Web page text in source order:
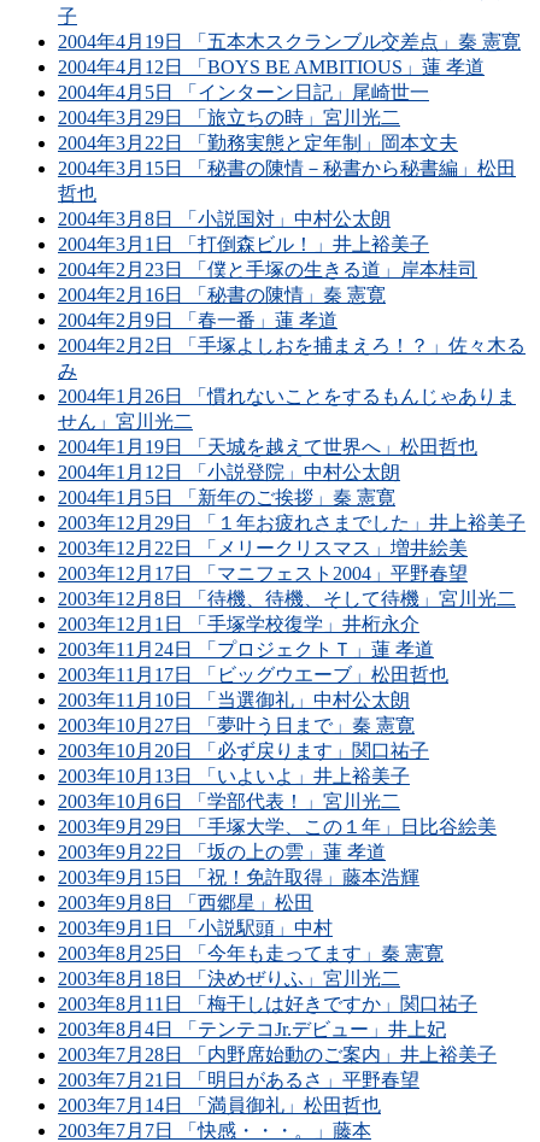
子
2004年4月19日 「五本木スクランブル交差点」秦 憲寛
2004年4月12日 「BOYS BE AMBITIOUS」蓮 孝道
2004年4月5日 「インターン日記」尾崎世一
2004年3月29日 「旅立ちの時」宮川光二
2004年3月22日 「勤務実態と定年制」岡本文夫
2004年3月15日 「秘書の陳情－秘書から秘書編」松田
哲也
2004年3月8日 「小説国対」中村公太朗
2004年3月1日 「打倒森ビル！」井上裕美子
2004年2月23日 「僕と手塚の生きる道」岸本桂司
2004年2月16日 「秘書の陳情」秦 憲寛
2004年2月9日 「春一番」蓮 孝道
2004年2月2日 「手塚よしおを捕まえろ！？」佐々木る
み
2004年1月26日 「慣れないことをするもんじゃありま
せん」宮川光二
2004年1月19日 「天城を越えて世界へ」松田哲也
2004年1月12日 「小説登院」中村公太朗
2004年1月5日 「新年のご挨拶」秦 憲寛
2003年12月29日 「１年お疲れさまでした」井上裕美子
2003年12月22日 「メリークリスマス」増井絵美
2003年12月17日 「マニフェスト2004」平野春望
2003年12月8日 「待機、待機、そして待機」宮川光二
2003年12月1日 「手塚学校復学」井桁永介
2003年11月24日 「プロジェクトＴ」蓮 孝道
2003年11月17日 「ビッグウエーブ」松田哲也
2003年11月10日 「当選御礼」中村公太朗
2003年10月27日 「夢叶う日まで」秦 憲寛
2003年10月20日 「必ず戻ります」関口祐子
2003年10月13日 「いよいよ」井上裕美子
2003年10月6日 「学部代表！」宮川光二
2003年9月29日 「手塚大学、この１年」日比谷絵美
2003年9月22日 「坂の上の雲」蓮 孝道
2003年9月15日 「祝！免許取得」藤本浩輝
2003年9月8日 「西郷星」松田
2003年9月1日 「小説駅頭」中村
2003年8月25日 「今年も走ってます」秦 憲寛
2003年8月18日 「決めぜりふ」宮川光二
2003年8月11日 「梅干しは好きですか」関口祐子
2003年8月4日 「テンテコJr.デビュー」井上妃
2003年7月28日 「内野席始動のご案内」井上裕美子
2003年7月21日 「明日があるさ」平野春望
2003年7月14日 「満員御礼」松田哲也
2003年7月7日 「快感・・・。」藤本